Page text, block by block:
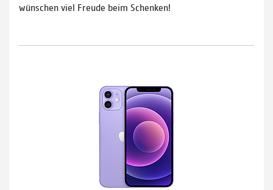
wünschen viel Freude beim Schenken!